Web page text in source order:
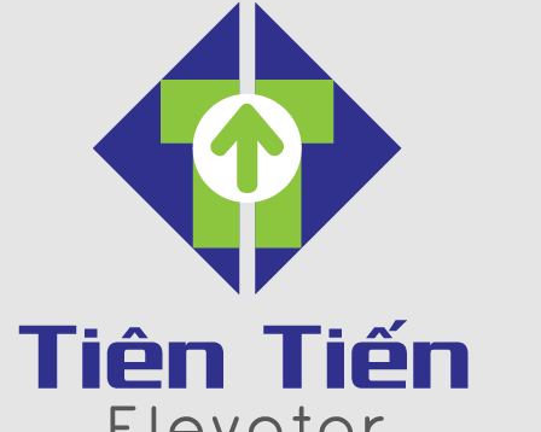
Sunny Hotel - Cao Bằng
Honda Chí Quyên - Điện Biên